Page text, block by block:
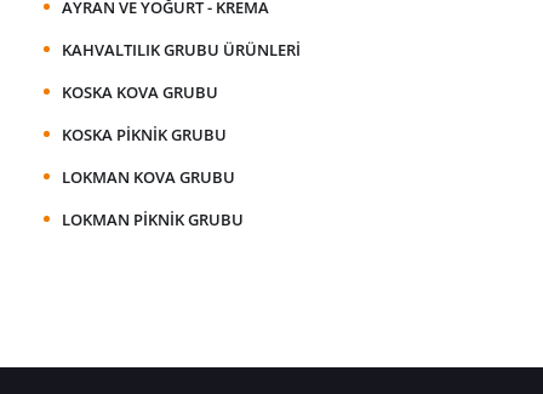
AYRAN VE YOĞURT - KREMA
KAHVALTILIK GRUBU ÜRÜNLERI
KOSKA KOVA GRUBU
KOSKA PIKNIK GRUBU
LOKMAN KOVA GRUBU
LOKMAN PIKNIK GRUBU